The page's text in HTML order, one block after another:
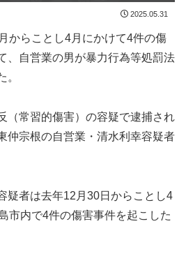
2025.05.31
からことし4月にかけて4件の傷
、自営業の男が暴力行為等処罰法
。
（常習的傷害）の容疑で逮捕され
仲宗根の自営業・清水利幸容疑者
疑者は去年12月30日からことし4
市内で4件の傷害事件を起こした